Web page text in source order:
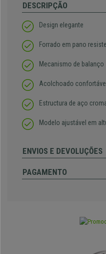
DESCRIPÇÃO
Design elegante
Forrado em pano
Mecanismo de balanço
Acolchoado confortável
Estructura de aço
Modelo ajustável em
ENVIOS E DEVOLUÇÕES
PAGAMENTO